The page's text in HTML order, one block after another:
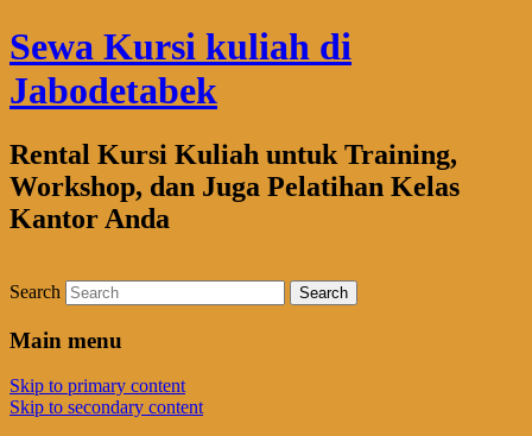
Sewa Kursi kuliah di
Jabodetabek
Rental Kursi Kuliah untuk Training,
Workshop, dan Juga Pelatihan Kelas
Kantor Anda
Search
Main menu
Skip to primary content
Skip to secondary content